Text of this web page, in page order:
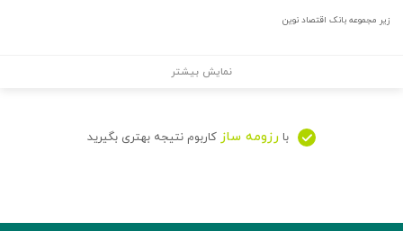
زیر مجموعه بانک اقتصاد نوین
نمایش بیشتر
با رزومه ساز کاربوم نتیجه بهتری بگیرید